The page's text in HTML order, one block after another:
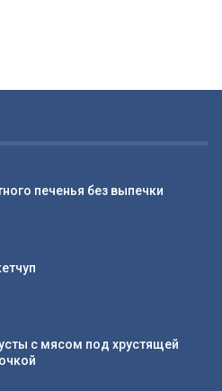
печенья без выпечки
с мясом под хрустящей